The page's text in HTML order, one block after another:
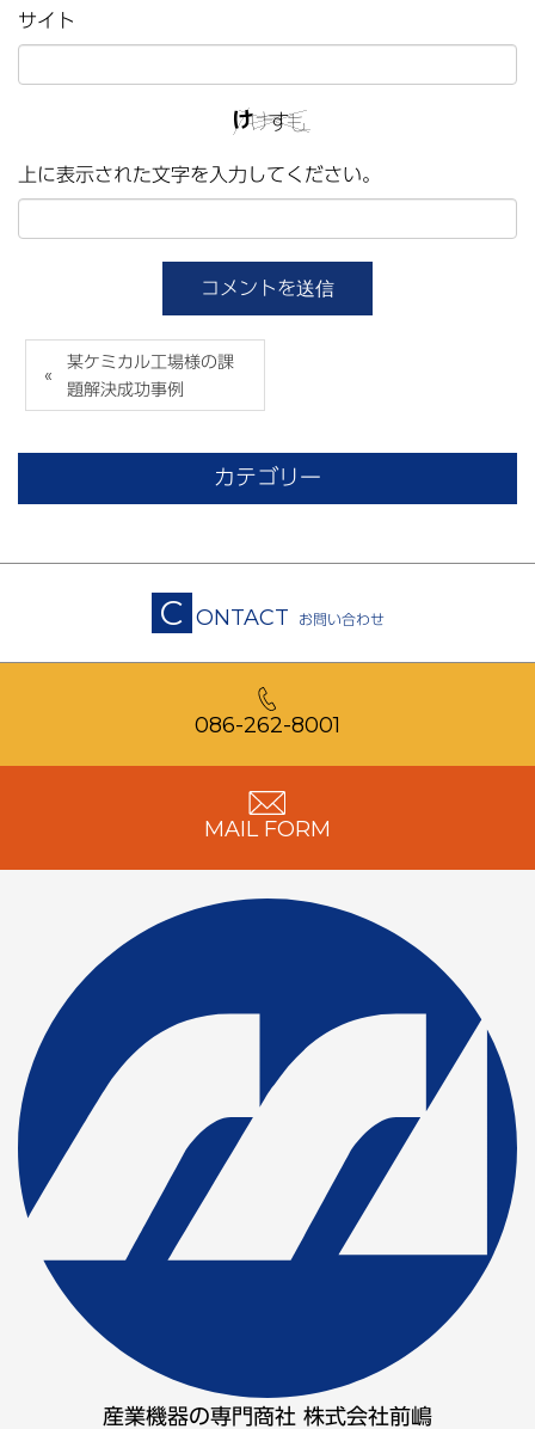
サイト
上に表示された文字を入力してください。
某ケミカル工場様の課
題解決成功事例
カテゴリー
C ONTACT お問い合わせ
086-262-8001
MAIL FORM
産業機器の専門商社 株式会社前嶋